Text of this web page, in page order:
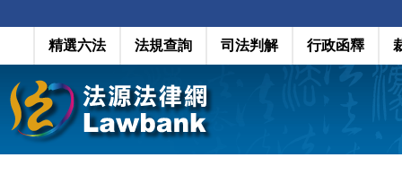
精選六法 法規查詢 司法判解 行政函釋